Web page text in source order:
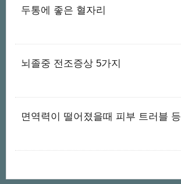
두통에 좋은 혈자리
뇌졸중 전조증상 5가지
면역력이 떨어졌을때 피부 트러블 등